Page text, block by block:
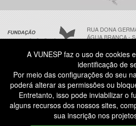
RUA DONA
ÁGUA BRANCA -
ATENDIMENTO AO CANDIDATO
(NÃO HÁ ATENDIMENTO PRESENCIAL) 11 3874-
DIAS ÚTEISdas 8h às 18h
COPYRIGHT® | TODOS OS DIREITOS
IDENTIDADE
A VUNESP faz o uso de cookies
identificação de
Por meio das configurações do seu
poderá alterar as permissões ou
Entretanto, isso pode inviabilizar o
alguns recursos dos nossos sites,
sua inscrição nos